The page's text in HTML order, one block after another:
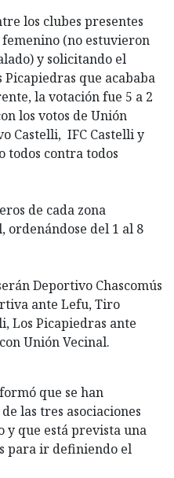
los clubes presentes
(no estuvieron
y solicitando el
que acababa
la votación fue 5 a 2
los votos de Unión
Castelli, IFC Castelli y
todos contra todos
de cada zona
ordenándose del 1 al 8
Deportivo Chascomús
ante Lefu, Tiro
Los Picapiedras ante
Unión Vecinal.
que se han
las tres asociaciones
y que está prevista una
para ir definiendo el